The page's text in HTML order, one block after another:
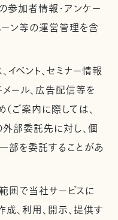
参加者情報・アンケー
ーン等の運営管理を含
イベント、セミナー情報
ール、広告配信等を
ご案内に際しては、
部委託先に対し、個
部を委託することがあ
囲で当社サービスに
、利用、開示、提供す